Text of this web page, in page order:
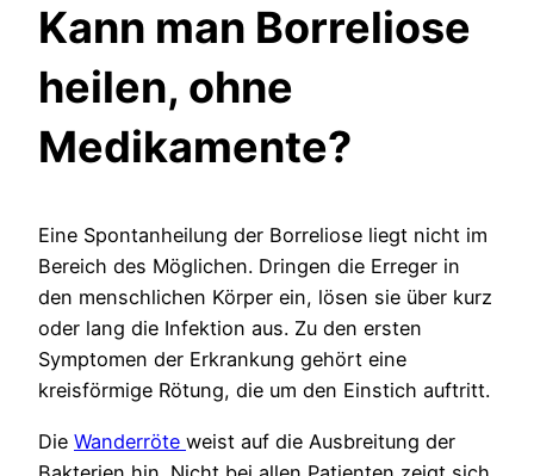
Kann man Borreliose
heilen, ohne
Medikamente?
Eine Spontanheilung der Borreliose liegt nicht im
Bereich des Möglichen. Dringen die Erreger in
den menschlichen Körper ein, lösen sie über kurz
oder lang die Infektion aus. Zu den ersten
Symptomen der Erkrankung gehört eine
kreisförmige Rötung, die um den Einstich auftritt.
Die Wanderröte weist auf die Ausbreitung der